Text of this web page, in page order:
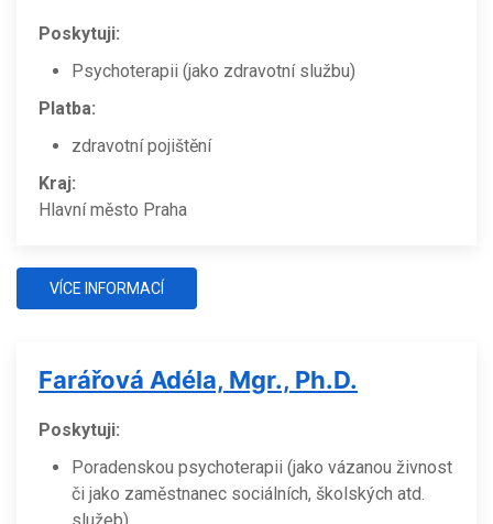
Poskytuji:
Psychoterapii (jako zdravotní službu)
Platba:
zdravotní pojištění
Kraj:
Hlavní město Praha
VÍCE INFORMACÍ
Farářová Adéla, Mgr., Ph.D.
Poskytuji:
Poradenskou psychoterapii (jako vázanou živnost
či jako zaměstnanec sociálních, školských atd.